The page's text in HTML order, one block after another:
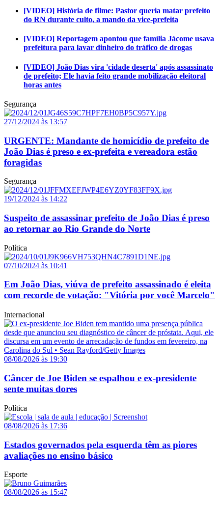
[VIDEO] História de filme: Pastor queria matar prefeito
do RN durante culto, a mando da vice-prefeita
[VIDEO] Reportagem apontou que família Jácome usava
prefeitura para lavar dinheiro do tráfico de drogas
[VIDEO] João Dias vira 'cidade deserta' após assassinato
de prefeito; Ele havia feito grande mobilização eleitoral
horas antes
Segurança
27/12/2024 às 13:57
URGENTE: Mandante de homicídio de prefeito de
João Dias é preso e ex-prefeita e vereadora estão
foragidas
Segurança
19/12/2024 às 14:22
Suspeito de assassinar prefeito de João Dias é preso
ao retornar ao Rio Grande do Norte
Política
07/10/2024 às 10:41
Em João Dias, viúva de prefeito assassinado é eleita
com recorde de votação: "Vitória por você Marcelo"
Internacional
08/08/2026 às 19:30
Câncer de Joe Biden se espalhou e ex-presidente
sente muitas dores
Política
08/08/2026 às 17:36
Estados governados pela esquerda têm as piores
avaliações no ensino básico
Esporte
08/08/2026 às 15:47